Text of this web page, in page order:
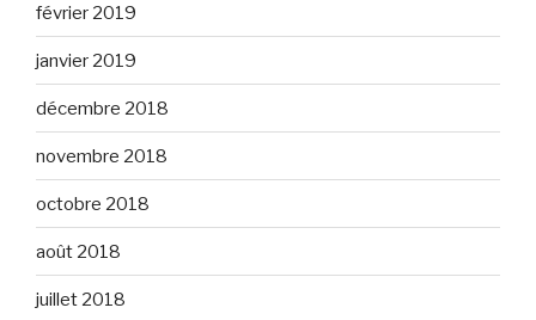
février 2019
janvier 2019
décembre 2018
novembre 2018
octobre 2018
août 2018
juillet 2018